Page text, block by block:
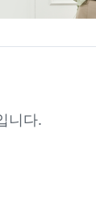
니다.